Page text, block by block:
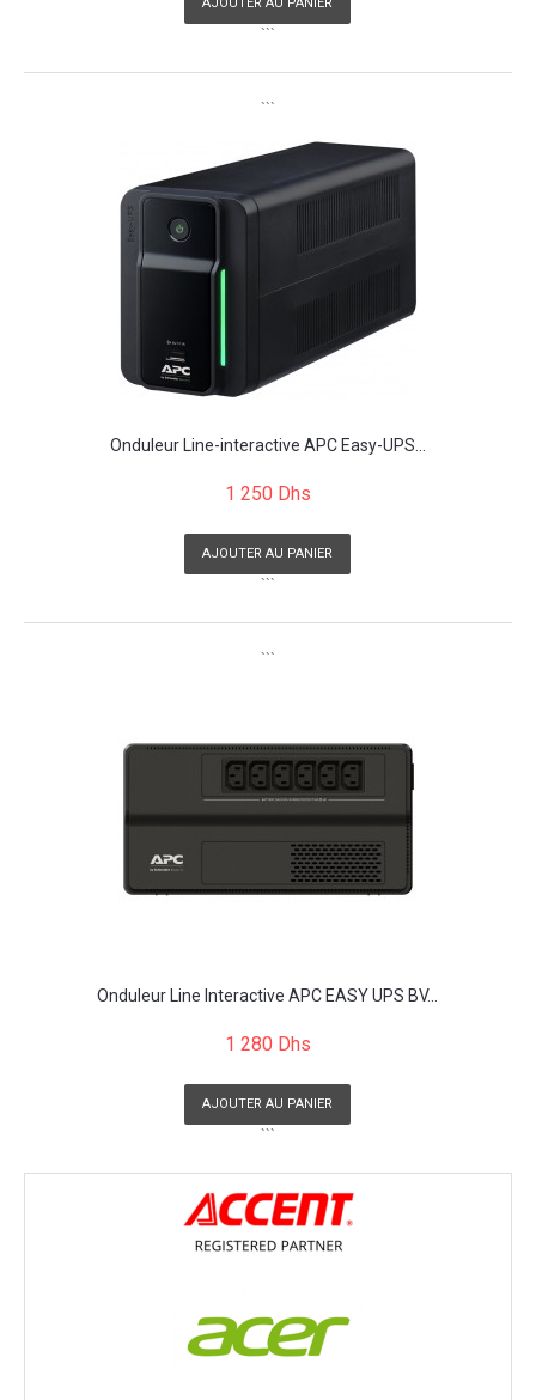
AJOUTER AU PANIER
```
```
Onduleur Line-interactive APC Easy-UPS...
1 250 Dhs
AJOUTER AU PANIER
```
```
Onduleur Line Interactive APC EASY UPS BV...
1 280 Dhs
AJOUTER AU PANIER
```